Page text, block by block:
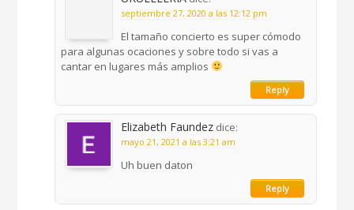
septiembre 27, 2020 a las 12:12 pm
El tamaño concierto es super cómodo
para algunas ocaciones y sobre todo si vas a
cantar en lugares más amplios
Reply
Elizabeth Faundez dice:
mayo 21, 2021 a las 3:21 am
Uh buen daton
Reply